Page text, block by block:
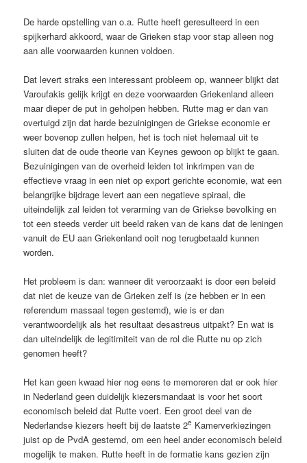
De harde opstelling van o.a. Rutte heeft geresulteerd in een
spijkerhard akkoord, waar de Grieken stap voor stap alleen nog
aan alle voorwaarden kunnen voldoen.
Dat levert straks een interessant probleem op, wanneer blijkt dat
Varoufakis gelijk krijgt en deze voorwaarden Griekenland alleen
maar dieper de put in geholpen hebben. Rutte mag er dan van
overtuigd zijn dat harde bezuinigingen de Griekse economie er
weer bovenop zullen helpen, het is toch niet helemaal uit te
sluiten dat de oude theorie van Keynes gewoon op blijkt te gaan.
Bezuinigingen van de overheid leiden tot inkrimpen van de
effectieve vraag in een niet op export gerichte economie, wat een
belangrijke bijdrage levert aan een negatieve spiraal, die
uiteindelijk zal leiden tot verarming van de Griekse bevolking en
tot een steeds verder uit beeld raken van de kans dat de leningen
vanuit de EU aan Griekenland ooit nog terugbetaald kunnen
worden.
Het probleem is dan: wanneer dit veroorzaakt is door een beleid
dat niet de keuze van de Grieken zelf is (ze hebben er in een
referendum massaal tegen gestemd), wie is er dan
verantwoordelijk als het resultaat desastreus uitpakt? En wat is
dan uiteindelijk de legitimiteit van de rol die Rutte nu op zich
genomen heeft?
Het kan geen kwaad hier nog eens te memoreren dat er ook hier
in Nederland geen duidelijk kiezersmandaat is voor het soort
economisch beleid dat Rutte voert. Een groot deel van de
Nederlandse kiezers heeft bij de laatste 2e Kamerverkiezingen
juist op de PvdA gestemd, om een heel ander economisch beleid
mogelijk te maken. Rutte heeft in de formatie kans gezien zijn